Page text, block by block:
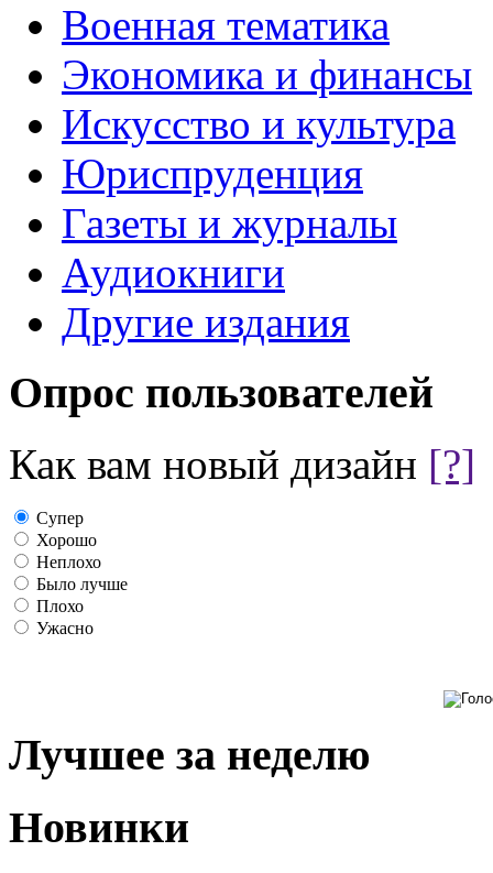
Военная тематика
Экономика и финансы
Искусство и культура
Юриспруденция
Газеты и журналы
Аудиокниги
Другие издания
Опрос пользователей
Как вам новый дизайн [?]
Супер
Хорошо
Неплохо
Было лучше
Плохо
Ужасно
Лучшее за неделю
Новинки